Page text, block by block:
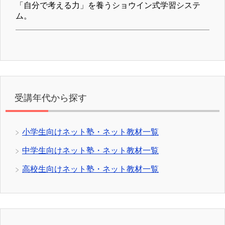
「自分で考える力」を養うショウイン式学習システ
ム。
受講年代から探す
小学生向けネット塾・ネット教材一覧
中学生向けネット塾・ネット教材一覧
高校生向けネット塾・ネット教材一覧